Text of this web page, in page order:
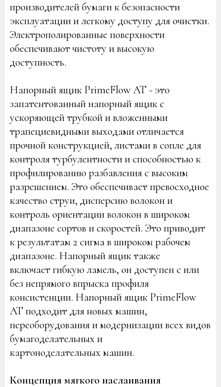
производителей бумаги к безопасности
эксплуатации и легкому доступу для очистки.
Электрополированные поверхности
обеспечивают чистоту и высокую
доступность.
Напорный ящик PrimeFlow AT - это
запатентованный напорный ящик с
ускоряющей трубкой и вложенными
трапециевидными выходами отличается
прочной конструкцией, листами в сопле для
контроля турбулентности и способностью к
профилированию разбавления с высоким
разрешением. Это обеспечивает превосходное
качество струи, дисперсию волокон и
контроль ориентации волокон в широком
диапазоне сортов и скоростей. Это приводит
к результатам 2 сигма в широком рабочем
диапазоне. Напорный ящик также
включает гибкую ламель, он доступен с или
без непрямого впрыска профиля
консистенции. Напорный ящик PrimeFlow
AT подходит для новых машин,
переоборудования и модернизации всех видов
бумагоделательных и
картоноделательных машин.
Концепция мягкого наслаивания